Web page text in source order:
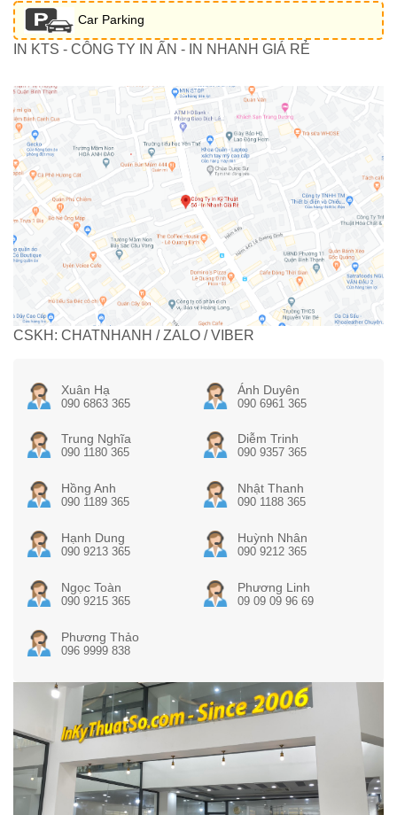
Car Parking
IN KTS - CÔNG TY IN ẤN - IN NHANH GIÁ RẺ
CSKH: CHATNHANH / ZALO / VIBER
Xuân Hạ
090 6863 365
Ánh Duyên
090 6961 365
Trung Nghĩa
090 1180 365
Diễm Trinh
090 9357 365
Hồng Anh
090 1189 365
Nhật Thanh
090 1188 365
Hạnh Dung
090 9213 365
Huỳnh Nhân
090 9212 365
Ngọc Toàn
090 9215 365
Phương Linh
09 09 09 96 69
Phương Thảo
096 9999 838